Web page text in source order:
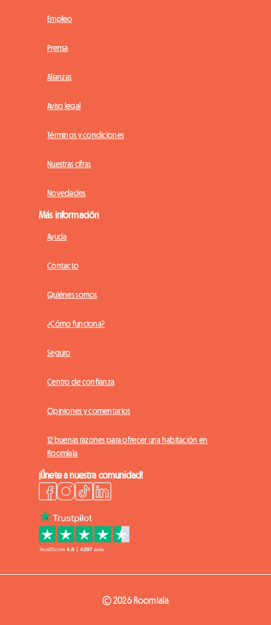
Empleo
Prensa
Alianzas
Aviso legal
Términos y condiciones
Nuestras cifras
Novedades
Más información
Ayuda
Contacto
Quiénes somos
¿Cómo funciona?
Seguro
Centro de confianza
Opiniones y comentarios
12 buenas razones para ofrecer una habitación en
Roomlala
¡Únete a nuestra comunidad!
© 2026 Roomlala